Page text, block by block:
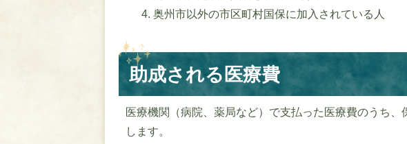
奥州市以外の市区町村国保に加入されている人
助成される医療費
医療機関（病院、薬局など）で支払った医療費のうち
します。